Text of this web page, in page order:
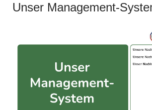
Unser Management-